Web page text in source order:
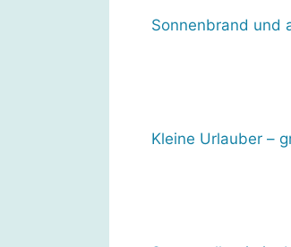
Sonnenbrand und
Kleine Urlauber –